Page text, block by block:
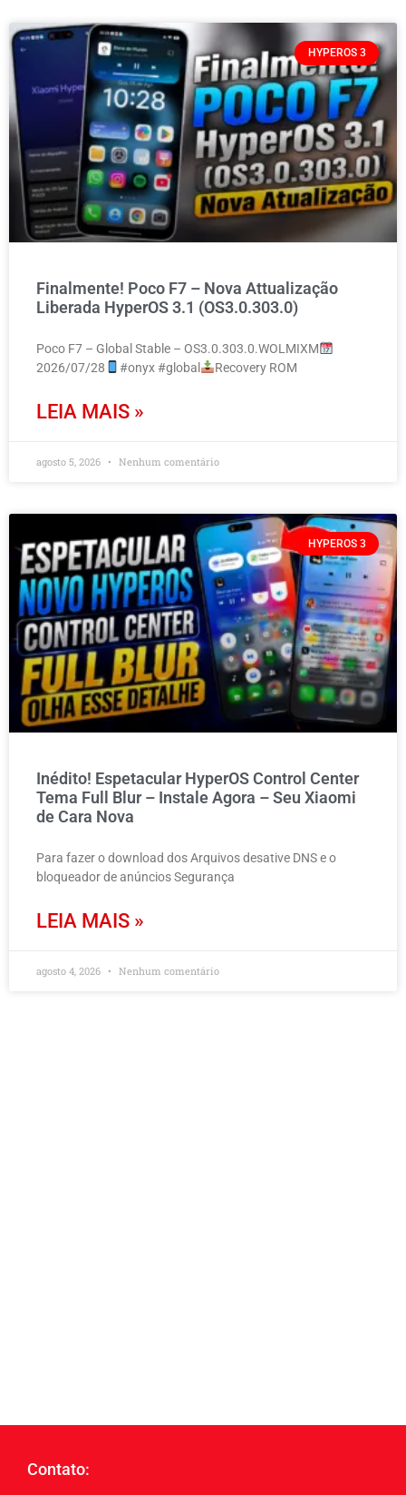
HYPEROS 3
Finalmente! Poco F7 – Nova Attualização
Liberada HyperOS 3.1 (OS3.0.303.0)
Poco F7 – Global Stable – OS3.0.303.0.WOLMIXM
2026/07/28
#onyx #global Recovery ROM
LEIA MAIS »
agosto 5, 2026 Nenhum comentário
HYPEROS 3
Inédito! Espetacular HyperOS Control Center
Tema Full Blur – Instale Agora – Seu Xiaomi
de Cara Nova
Para fazer o download dos Arquivos desative DNS e o
bloqueador de anúncios Segurança
LEIA MAIS »
agosto 4, 2026 Nenhum comentário
Contato: